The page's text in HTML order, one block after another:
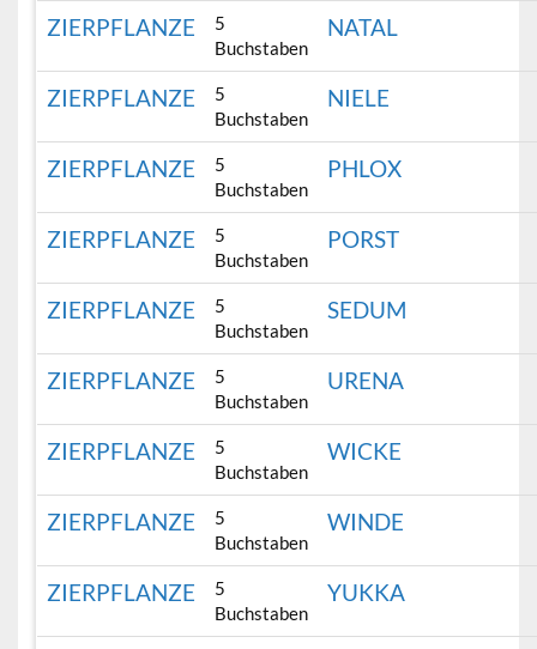
ZIERPFLANZE
5
Buchstaben
NATAL
ZIERPFLANZE
5
Buchstaben
NIELE
ZIERPFLANZE
5
Buchstaben
PHLOX
ZIERPFLANZE
5
Buchstaben
PORST
ZIERPFLANZE
5
Buchstaben
SEDUM
ZIERPFLANZE
5
Buchstaben
URENA
ZIERPFLANZE
5
Buchstaben
WICKE
ZIERPFLANZE
5
Buchstaben
WINDE
ZIERPFLANZE
5
Buchstaben
YUKKA